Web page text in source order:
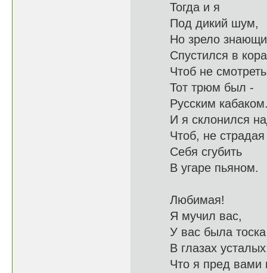
Тогда и я
Под
Но зрело
Спустился в
Чтоб не
Тот трюм был -
И я
Чтоб, не
Себя сгубить
В
Любимая!
Я
У вас была тоска
В
Что я